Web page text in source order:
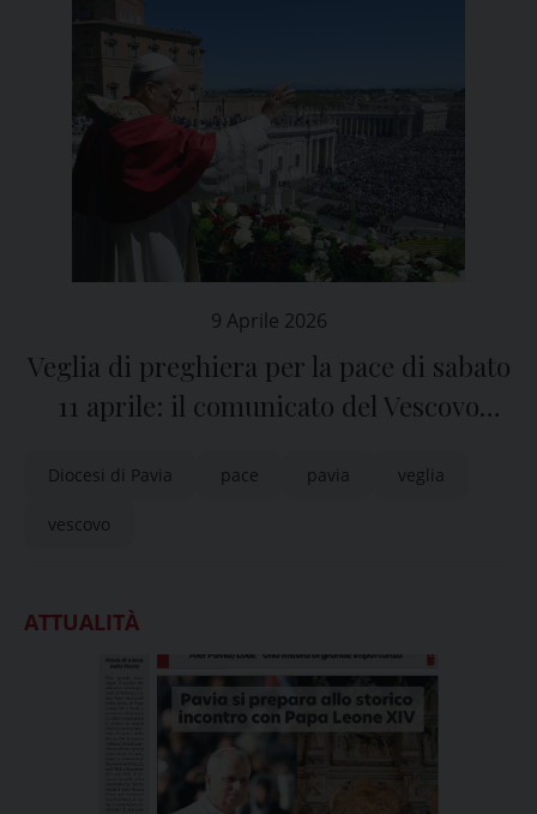
9 Aprile 2026
Veglia di preghiera per la pace di sabato
11 aprile: il comunicato del Vescovo
Diocesi di Pavia pace pavia veglia
vescovo
ATTUALITÀ